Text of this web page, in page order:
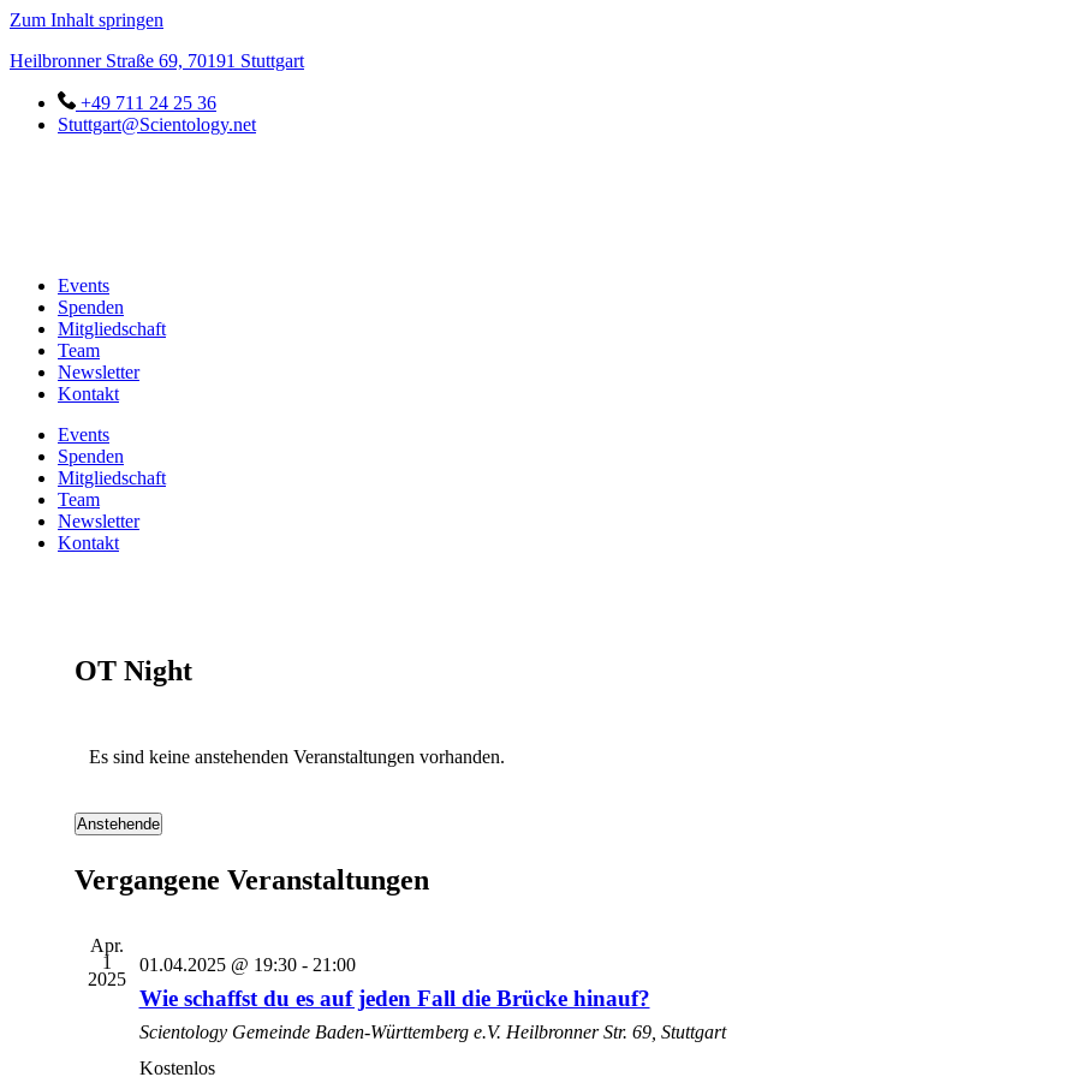
Zum Inhalt springen
Heilbronner Straße 69, 70191 Stuttgart
+49 711 24 25 36
Stuttgart@Scientology.net
Events
Spenden
Mitgliedschaft
Team
Newsletter
Kontakt
Events
Spenden
Mitgliedschaft
Team
Newsletter
Kontakt
OT Night
Es sind keine anstehenden Veranstaltungen vorhanden.
Anstehende
wählen.
Vergangene Veranstaltungen
Apr.
1
2025
01.04.2025 @ 19:30- 21:00
Wie schaffst du es auf jeden Fall die Brücke hinauf?
Scientology Gemeinde Baden-Württemberg e.V. Heilbronner Str. 69, Stuttgart
Kostenlos